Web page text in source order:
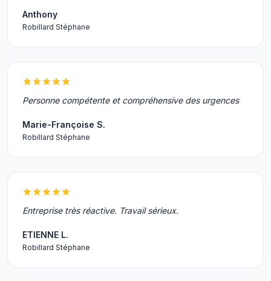
Anthony
Robillard Stéphane
Personne compétente et compréhensive des urgences
Marie-Françoise S.
Robillard Stéphane
Entreprise très réactive. Travail sérieux.
ETIENNE L.
Robillard Stéphane